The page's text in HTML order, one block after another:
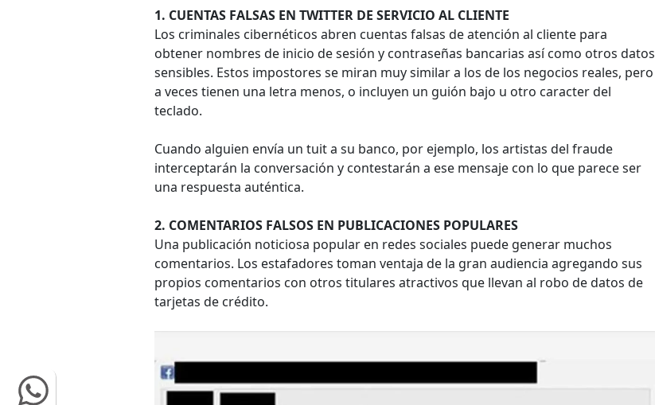
1. CUENTAS FALSAS EN TWITTER DE SERVICIO AL CLIENTE
Los criminales cibernéticos abren cuentas falsas de atención al cliente para
obtener nombres de inicio de sesión y contraseñas bancarias así como otros datos
sensibles. Estos impostores se miran muy similar a los de los negocios reales, pero
a veces tienen una letra menos, o incluyen un guión bajo u otro caracter del
teclado.
Cuando alguien envía un tuit a su banco, por ejemplo, los artistas del fraude
interceptarán la conversación y contestarán a ese mensaje con lo que parece ser
una respuesta auténtica.
2. COMENTARIOS FALSOS EN PUBLICACIONES POPULARES
Una publicación noticiosa popular en redes sociales puede generar muchos
comentarios. Los estafadores toman ventaja de la gran audiencia agregando sus
propios comentarios con otros titulares atractivos que llevan al robo de datos de
tarjetas de crédito.